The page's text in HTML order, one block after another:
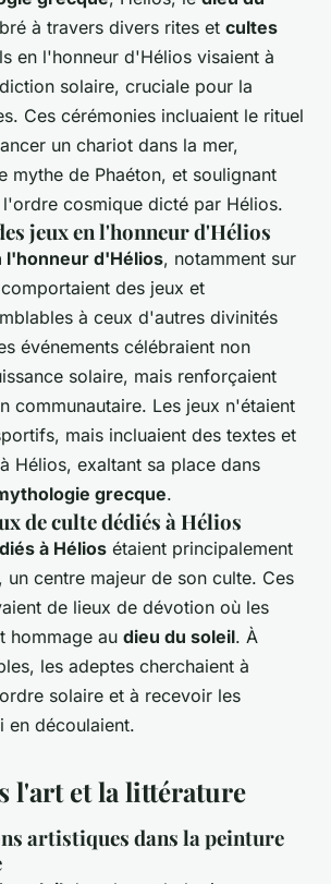
à travers divers rites et cultes
en l'honneur d'Hélios visaient à
solaire, cruciale pour la
Ces cérémonies incluaient le rituel
un chariot dans la mer,
mythe de Phaéton, et soulignant
cosmique dicté par Hélios.
jeux en l'honneur d'Hélios
l'honneur d'Hélios, notamment sur
des jeux et
à ceux d'autres divinités
événements célébraient non
solaire, mais renforçaient
communautaire. Les jeux n'étaient
mais incluaient des textes et
Hélios, exaltant sa place dans
grecque.
de culte dédiés à Hélios
à Hélios étaient principalement
un centre majeur de son culte. Ces
de lieux de dévotion où les
hommage au dieu du soleil. À
les adeptes cherchaient à
solaire et à recevoir les
en découlaient.
l'art et la littérature
artistiques dans la peinture